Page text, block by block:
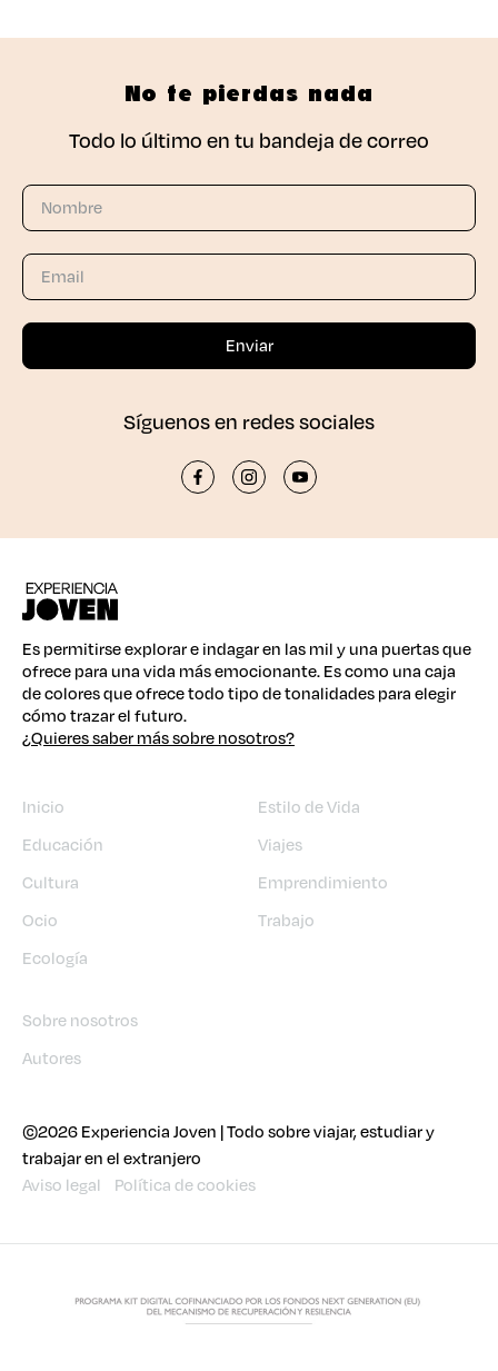
No te pierdas nada
Todo lo último en tu bandeja de correo
Síguenos en redes sociales
Es permitirse explorar e indagar en las mil y una puertas que
ofrece para una vida más emocionante. Es como una caja
de colores que ofrece todo tipo de tonalidades para elegir
cómo trazar el futuro.
¿Quieres saber más sobre nosotros?
Inicio
Educación
Cultura
Ocio
Ecología
Estilo de Vida
Viajes
Emprendimiento
Trabajo
Sobre nosotros
Autores
©2026 Experiencia Joven | Todo sobre viajar, estudiar y
trabajar en el extranjero
Aviso legal
Política de cookies